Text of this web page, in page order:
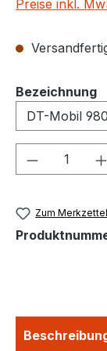
Preise inkl.
Bezeichnung
Produkt
Zum